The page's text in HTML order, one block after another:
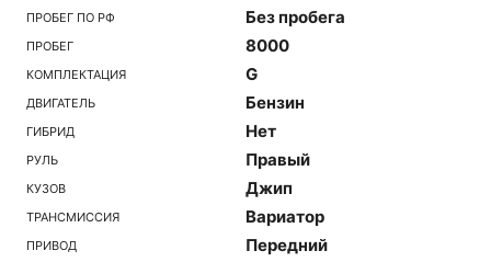
ПРОБЕГ ПО РФ Без пробега
ПРОБЕГ 8000
КОМПЛЕКТАЦИЯ G
ДВИГАТЕЛЬ Бензин
ГИБРИД Нет
РУЛЬ Правый
КУЗОВ Джип
ТРАНСМИССИЯ Вариатор
ПРИВОД Передний